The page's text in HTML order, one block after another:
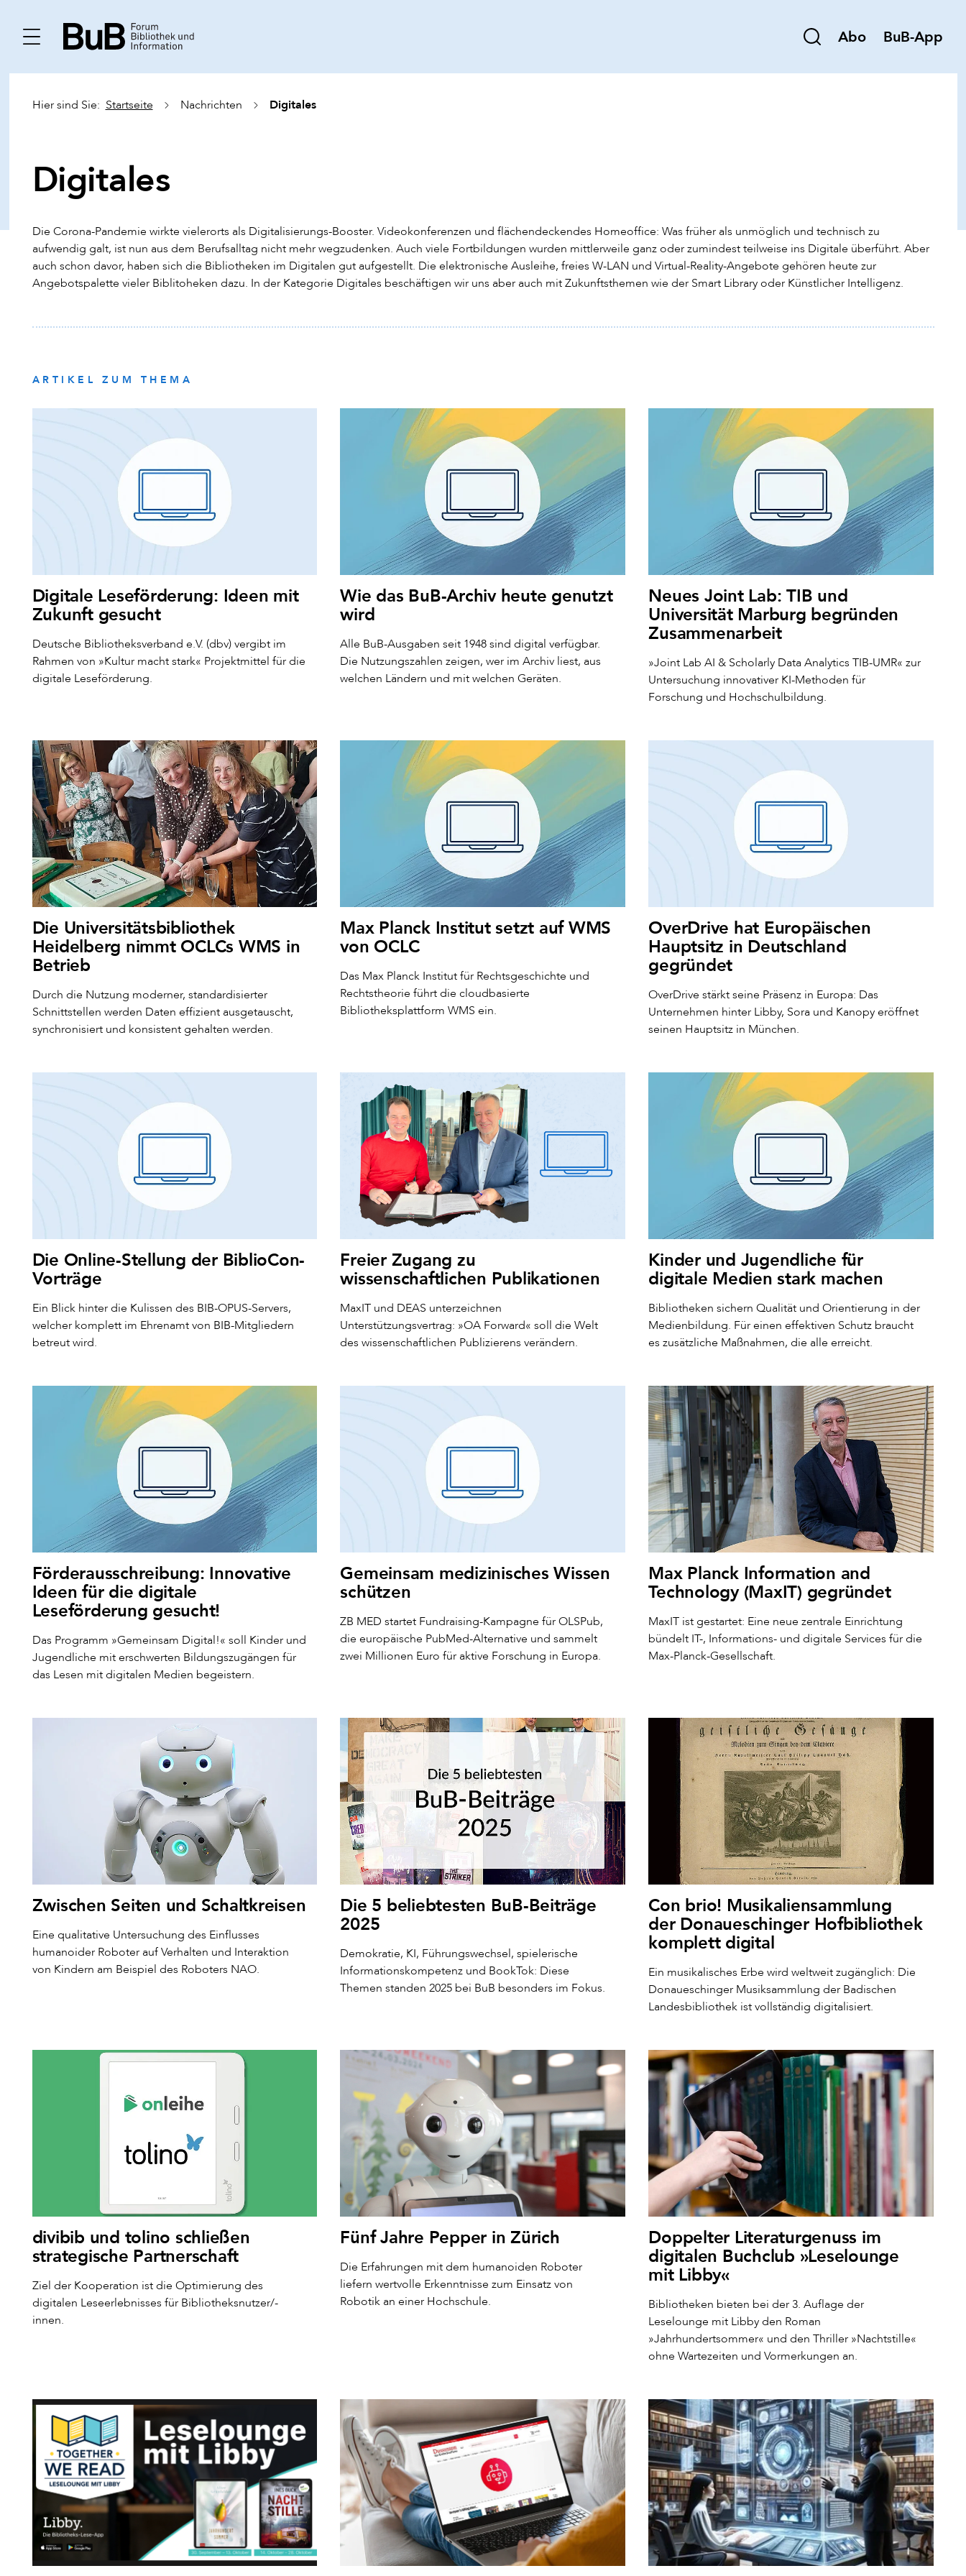
Abo BuB-App
Hier sind Sie: Startseite Nachrichten Digitales
Digitales
Die Corona-Pandemie wirkte vielerorts als Digitalisierungs-Booster. Videokonferenzen und flächendeckendes Homeoffice: Was früher als unmöglich und technisch zu
aufwendig galt, ist nun aus dem Berufsalltag nicht mehr wegzudenken. Auch viele Fortbildungen wurden mittlerweile ganz oder zumindest teilweise ins Digitale überführt. Aber
auch schon davor, haben sich die Bibliotheken im Digitalen gut aufgestellt. Die elektronische Ausleihe, freies W-LAN und Virtual-Reality-Angebote gehören heute zur
Angebotspalette vieler Biblitoheken dazu. In der Kategorie Digitales beschäftigen wir uns aber auch mit Zukunftsthemen wie der Smart Library oder Künstlicher Intelligenz.
ARTIKEL ZUM THEMA
Digitale Leseförderung: Ideen mit
Zukunft gesucht
Deutsche Bibliotheksverband e.V. (dbv) vergibt im
Rahmen von »Kultur macht stark« Projektmittel für die
digitale Leseförderung.
Wie das BuB-Archiv heute genutzt
wird
Alle BuB-Ausgaben seit 1948 sind digital verfügbar.
Die Nutzungszahlen zeigen, wer im Archiv liest, aus
welchen Ländern und mit welchen Geräten.
Neues Joint Lab: TIB und
Universität Marburg begründen
Zusammenarbeit
»Joint Lab AI & Scholarly Data Analytics TIB-UMR« zur
Untersuchung innovativer KI-Methoden für
Forschung und Hochschulbildung.
Die Universitätsbibliothek
Heidelberg nimmt OCLCs WMS in
Betrieb
Durch die Nutzung moderner, standardisierter
Schnittstellen werden Daten effizient ausgetauscht,
synchronisiert und konsistent gehalten werden.
Max Planck Institut setzt auf WMS
von OCLC
Das Max Planck Institut für Rechtsgeschichte und
Rechtstheorie führt die cloudbasierte
Bibliotheksplattform WMS ein.
OverDrive hat Europäischen
Hauptsitz in Deutschland
gegründet
OverDrive stärkt seine Präsenz in Europa: Das
Unternehmen hinter Libby, Sora und Kanopy eröffnet
seinen Hauptsitz in München.
Die Online-Stellung der BiblioCon-
Vorträge
Ein Blick hinter die Kulissen des BIB-OPUS-Servers,
welcher komplett im Ehrenamt von BIB-Mitgliedern
betreut wird.
Freier Zugang zu
wissenschaftlichen Publikationen
MaxIT und DEAS unterzeichnen
Unterstützungsvertrag: »OA Forward« soll die Welt
des wissenschaftlichen Publizierens verändern.
Kinder und Jugendliche für
digitale Medien stark machen
Bibliotheken sichern Qualität und Orientierung in der
Medienbildung. Für einen effektiven Schutz braucht
es zusätzliche Maßnahmen, die alle erreicht.
Förderausschreibung: Innovative
Ideen für die digitale
Leseförderung gesucht!
Das Programm »Gemeinsam Digital!« soll Kinder und
Jugendliche mit erschwerten Bildungszugängen für
das Lesen mit digitalen Medien begeistern.
Gemeinsam medizinisches Wissen
schützen
ZB MED startet Fundraising-Kampagne für OLSPub,
die europäische PubMed-Alternative und sammelt
zwei Millionen Euro für aktive Forschung in Europa.
Max Planck Information and
Technology (MaxIT) gegründet
MaxIT ist gestartet: Eine neue zentrale Einrichtung
bündelt IT-, Informations- und digitale Services für die
Max-Planck-Gesellschaft.
Zwischen Seiten und Schaltkreisen
Eine qualitative Untersuchung des Einflusses
humanoider Roboter auf Verhalten und Interaktion
von Kindern am Beispiel des Roboters NAO.
Die 5 beliebtesten BuB-Beiträge
2025
Demokratie, KI, Führungswechsel, spielerische
Informationskompetenz und BookTok: Diese
Themen standen 2025 bei BuB besonders im Fokus.
Con brio! Musikaliensammlung
der Donaueschinger Hofbibliothek
komplett digital
Ein musikalisches Erbe wird weltweit zugänglich: Die
Donaueschinger Musiksammlung der Badischen
Landesbibliothek ist vollständig digitalisiert.
divibib und tolino schließen
strategische Partnerschaft
Ziel der Kooperation ist die Optimierung des
digitalen Leseerlebnisses für Bibliotheksnutzer/-
innen.
Fünf Jahre Pepper in Zürich
Die Erfahrungen mit dem humanoiden Roboter
liefern wertvolle Erkenntnisse zum Einsatz von
Robotik an einer Hochschule.
Doppelter Literaturgenuss im
digitalen Buchclub »Leselounge
mit Libby«
Bibliotheken bieten bei der 3. Auflage der
Leselounge mit Libby den Roman
»Jahrhundertsommer« und den Thriller »Nachtstille«
ohne Wartezeiten und Vormerkungen an.